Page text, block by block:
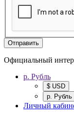
Отправить
Официальный
р. Рубль
$ USD
р. Рубль
Личный